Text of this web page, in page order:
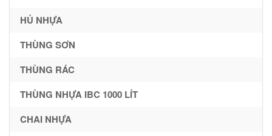
HỦ NHỰA
THÙNG SƠN
THÙNG RÁC
THÙNG NHỰA IBC 1000 LÍT
CHAI NHỰA